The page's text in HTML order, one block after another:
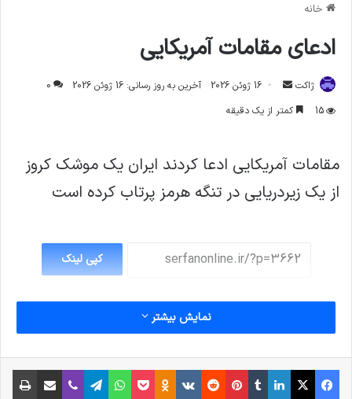
خانه
ادعای مقامات آمریکایی
ژاکت
ارسال
ایمیل
16 ژوئن 2026 آخرین به روز رسانی: 16 ژوئن 2026
0
15
کمتر از یک دقیقه
مقامات آمریکایی ادعا کردند ایران یک موشک کروز
از یک زیردریایی در تنگه هرمز پرتاب کرده است
کپی لینک
نمایش بیشتر
فیس بوک X لینکدین
‫تامبلر‫پین‌ترست
‫رددیت‫VKontakte
‫Odnoklassniki
پاکتواتس آپ تلگراموایبر اشتراک گذاری از طریق ایمیل